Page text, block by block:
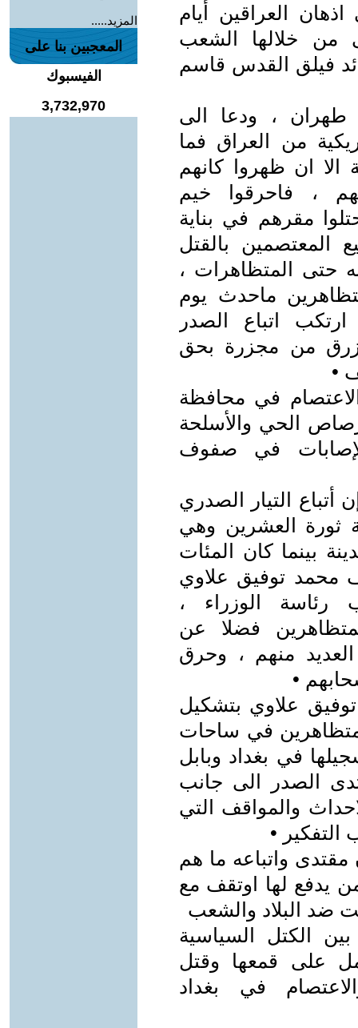
العراقين أيام
من خلالها الشعب
فيلق القدس قاسم
، ودعا الى
من العراق فما
الا ان ظهروا كانهم
، فاحرقوا خيم
مقرهم في بناية
المعتصمين بالقتل
حتى المتظاهرات ،
ماحدث يوم
5/2/2020 حيث ارتكب اتباع الصدر
من مجزرة بحق
•
في محافظة
الحي والأسلحة
في صفوف
التيار الصدري
ثورة العشرين وهي
بينما كان المئات
محمد توفيق علاوي
الوزراء ،
فضلا عن
منهم ، وحرق
•
علاوي بتشكيل
في ساحات
في بغداد وبابل
الصدر الى جانب
والمواقف التي
التفكير •
واتباعه ما هم
يدفع لها اوتقف مع
ضد البلاد والشعب
الكتل السياسية
على قمعها وقتل
في بغداد
المزيد.....
المعجبين بنا على
الفيسبوك
3,732,970